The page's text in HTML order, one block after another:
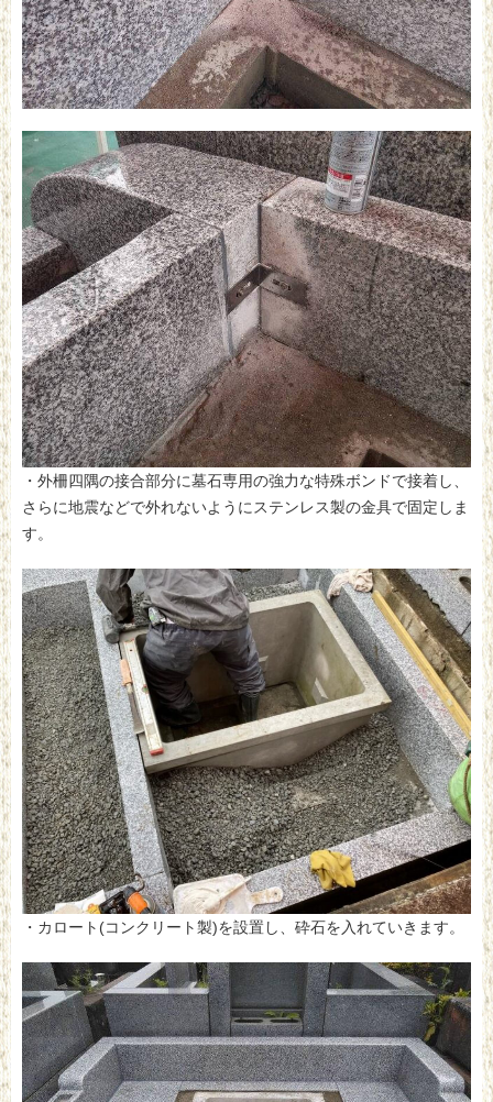
・外柵四隅の接合部分に墓石専用の強力な特殊ボンドで接着し、
さらに地震などで外れないようにステンレス製の金具で固定しま
す。
・カロート(コンクリート製)を設置し、砕石を入れていきます。